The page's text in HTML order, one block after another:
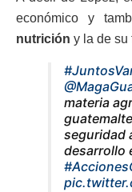
económico y
nutrición y la de su
materia
seguridad
desarrollo